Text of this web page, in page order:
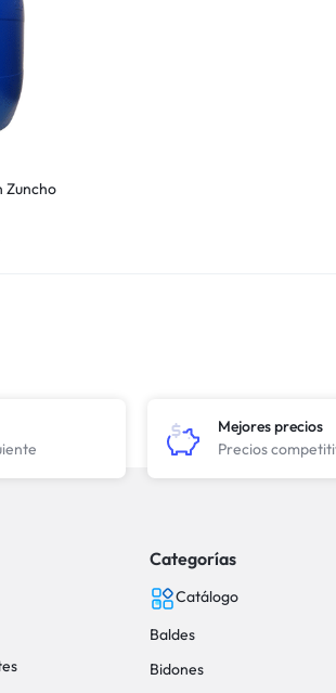
Zuncho
Mejores precios
Precios
Categorías
Catálogo
Baldes
Bidones